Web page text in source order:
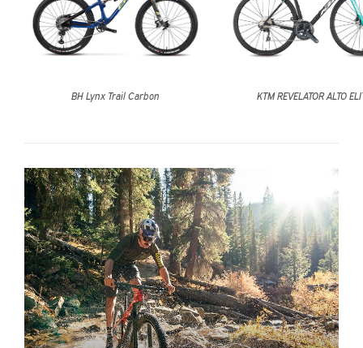
BH Lynx Trail Carbon KTM REVELATOR ALTO